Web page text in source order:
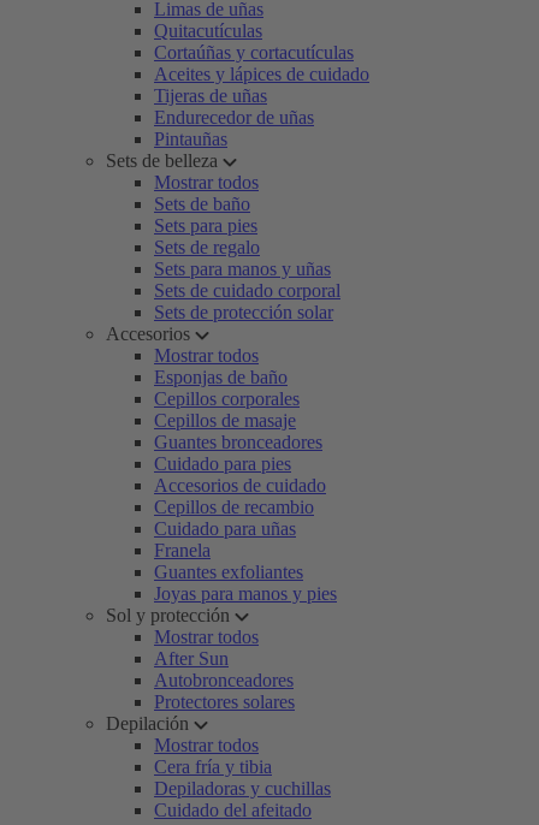
Limas de uñas
Quitacutículas
Cortaúñas y cortacutículas
Aceites y lápices de cuidado
Tijeras de uñas
Endurecedor de uñas
Pintauñas
Sets de belleza
Mostrar todos
Sets de baño
Sets para pies
Sets de regalo
Sets para manos y uñas
Sets de cuidado corporal
Sets de protección solar
Accesorios
Mostrar todos
Esponjas de baño
Cepillos corporales
Cepillos de masaje
Guantes bronceadores
Cuidado para pies
Accesorios de cuidado
Cepillos de recambio
Cuidado para uñas
Franela
Guantes exfoliantes
Joyas para manos y pies
Sol y protección
Mostrar todos
After Sun
Autobronceadores
Protectores solares
Depilación
Mostrar todos
Cera fría y tibia
Depiladoras y cuchillas
Cuidado del afeitado